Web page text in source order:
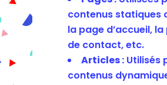
contenus statiques
la page d’accueil,
de contact, etc.
Articles :Utilisés
contenus